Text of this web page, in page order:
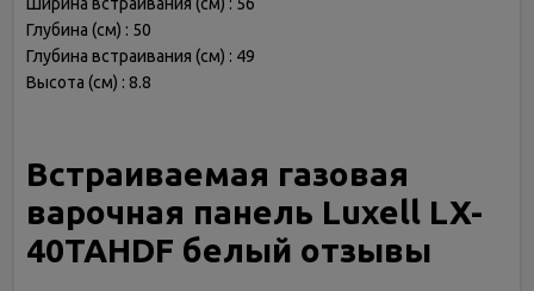
Глубина (см) : 50
Глубина встраивания (см) : 49
Высота (см) : 8.8
Встраиваемая газовая
варочная панель Luxell LX-
40TAHDF белый отзывы